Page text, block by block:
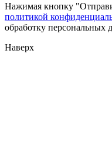
Нажимая кнопку
политикой
обработку персональных
Наверх